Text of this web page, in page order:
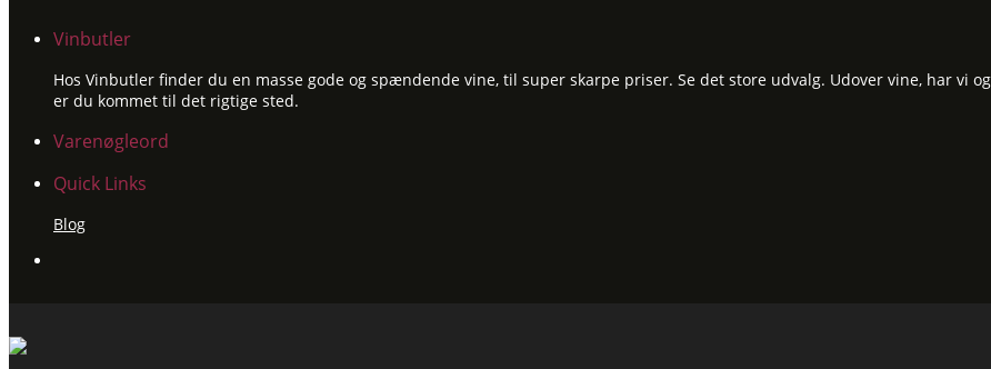
Vinbutler
Hos Vinbutler finder du en masse gode og spændende vine, til super skarpe priser. Se det store udvalg. Udover vine, har vi
er du kommet til det rigtige sted.
Varenøgleord
Quick Links
Blog